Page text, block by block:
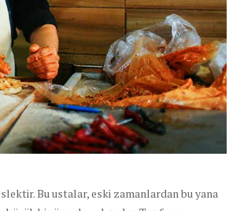
Bu ustalar, eski zamanlardan bu yana